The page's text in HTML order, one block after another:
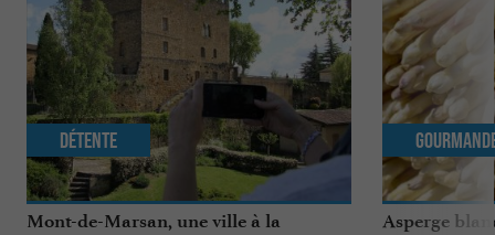
Mont-de-Marsan, une ville à la
Détente
Asperge